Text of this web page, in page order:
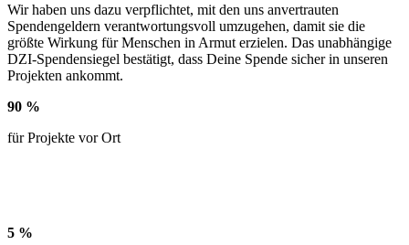
Wir haben uns dazu verpflichtet, mit den uns anvertrauten
Spendengeldern verantwortungsvoll umzugehen, damit sie die
größte Wirkung für Menschen in Armut erzielen. Das unabhängige
DZI-Spendensiegel bestätigt, dass Deine Spende sicher in unseren
Projekten ankommt.
90 %
für Projekte vor Ort
5 %